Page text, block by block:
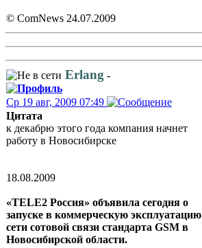
© ComNews 24.07.2009
Erlang -
Ср 19 авг, 2009 07:49
Цитата
к декабрю этого года компания начнет
работу в Новосибирске
18.08.2009
«TELE2 Россия» объявила сегодня о
запуске в коммерческую эксплуатацию
сети сотовой связи стандарта GSM в
Новосибирской области.